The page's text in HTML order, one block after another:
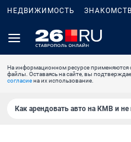
НЕДВИЖИМОСТЬ
На информационном ресурсе применяются
файлы. Оставаясь на сайте, вы
согласиена их использование.
Как арендовать авто на КМВ и не